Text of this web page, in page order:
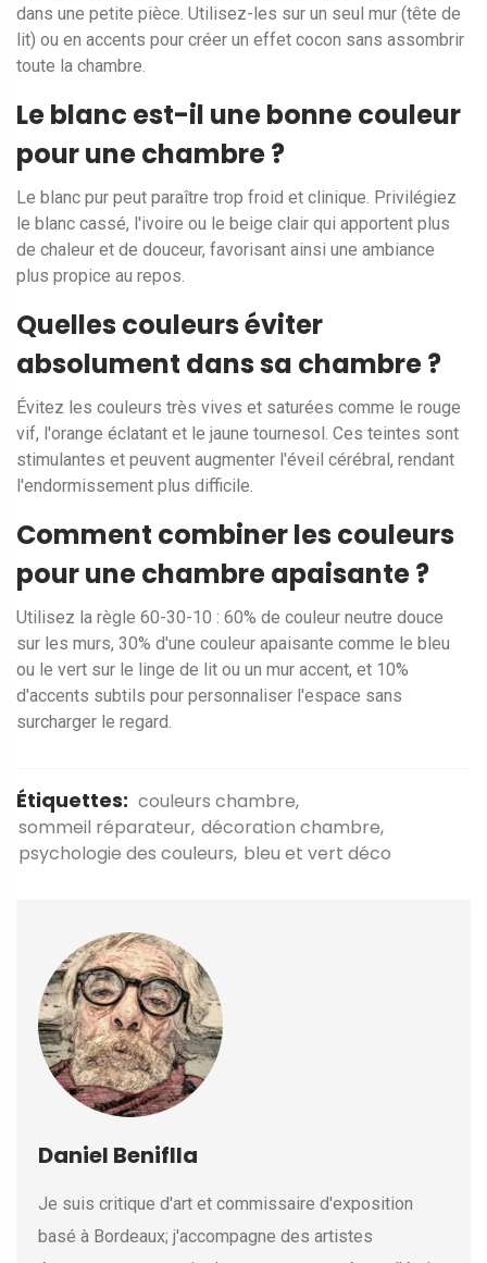
dans une petite pièce. Utilisez-les sur un seul mur (tête de
lit) ou en accents pour créer un effet cocon sans assombrir
toute la chambre.
Le blanc est-il une bonne couleur
pour une chambre ?
Le blanc pur peut paraître trop froid et clinique. Privilégiez
le blanc cassé, l'ivoire ou le beige clair qui apportent plus
de chaleur et de douceur, favorisant ainsi une ambiance
plus propice au repos.
Quelles couleurs éviter
absolument dans sa chambre ?
Évitez les couleurs très vives et saturées comme le rouge
vif, l'orange éclatant et le jaune tournesol. Ces teintes sont
stimulantes et peuvent augmenter l'éveil cérébral, rendant
l'endormissement plus difficile.
Comment combiner les couleurs
pour une chambre apaisante ?
Utilisez la règle 60-30-10 : 60% de couleur neutre douce
sur les murs, 30% d'une couleur apaisante comme le bleu
ou le vert sur le linge de lit ou un mur accent, et 10%
d'accents subtils pour personnaliser l'espace sans
surcharger le regard.
Étiquettes: couleurs chambre
sommeil réparateur décoration chambre
psychologie des couleurs bleu et vert déco
Daniel Beniflla
Je suis critique d'art et commissaire d'exposition
basé à Bordeaux; j'accompagne des artistes